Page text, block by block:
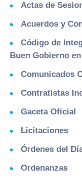
Actas de
Acuerdos y
Código de
Buen Gobierno
Comunicados
Contratistas
Gaceta Oficial
Licitaciones
Órdenes del
Ordenanzas